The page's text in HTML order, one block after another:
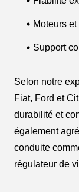
Moteurs
Support
Selon notre
Fiat, Ford et
durabilité et
également
conduite
régulateur de